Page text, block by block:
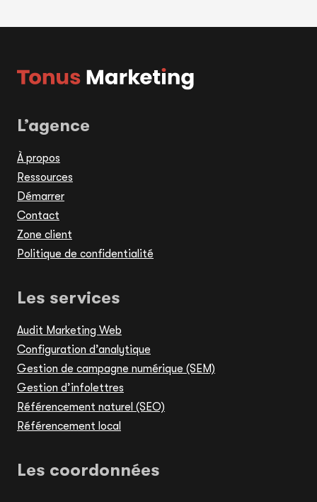
L’agence
À propos
Ressources
Démarrer
Contact
Zone client
Politique de confidentialité
Les services
Audit Marketing Web
Configuration d’analytique
Gestion de campagne numérique (SEM)
Gestion d’infolettres
Référencement naturel (SEO)
Référencement local
Les coordonnées